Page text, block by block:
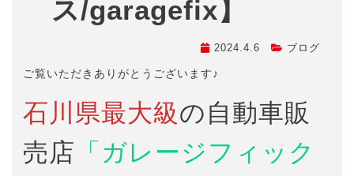
ス/garagefix】
2024.4.6 ブログ
ご覧いただきありがとうございます♪
石川県最大級の自動車販
売店 「ガレージフィック